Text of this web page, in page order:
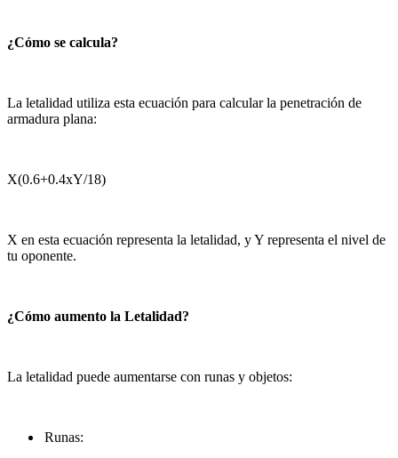
¿Cómo se calcula?
La letalidad utiliza esta ecuación para calcular la penetración de
armadura plana:
X(0.6+0.4xY/18)
X en esta ecuación representa la letalidad, y Y representa el nivel de
tu oponente.
¿Cómo aumento la Letalidad?
La letalidad puede aumentarse con runas y objetos:
Runas: